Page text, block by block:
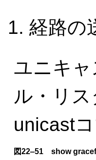
経路の
ユニキ
ル・リ
unicast
図22‒51 show